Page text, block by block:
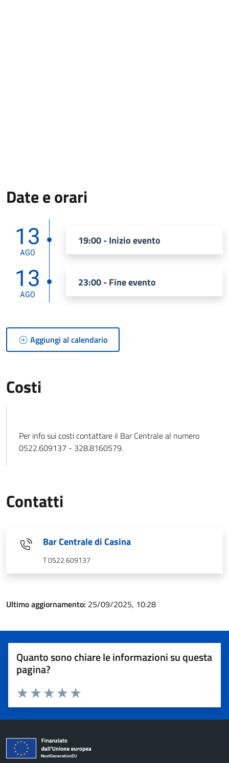
Date e orari
13
AGO
19:00 - Inizio evento
13
AGO
23:00 - Fine evento
Aggiungi al calendario
Costi
Per info sui costi contattare il Bar Centrale al numero
0522.609137 - 328.8160579.
Contatti
Bar Centrale di Casina
T 0522 609137
Ultimo aggiornamento: 25/09/2025, 10:28
Quanto sono chiare le informazioni su questa
pagina?
Valuta 5 stelle su 5
Valuta 4 stelle su 5
Valuta 3 stelle su 5
Valuta 2 stelle su 5
Valuta 1 stelle su 5